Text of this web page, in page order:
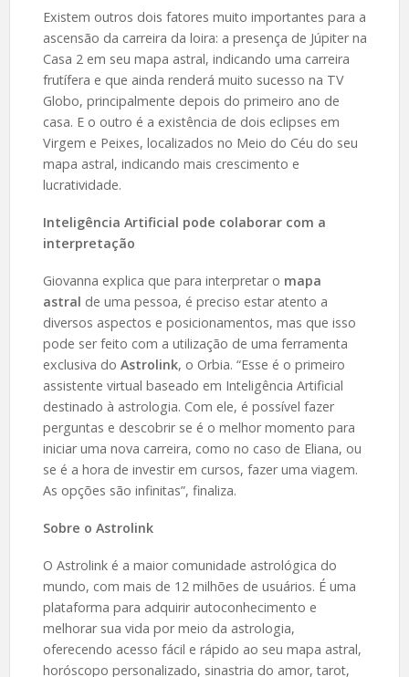
Existem outros dois fatores muito importantes para a
ascensão da carreira da loira: a presença de Júpiter na
Casa 2 em seu mapa astral, indicando uma carreira
frutífera e que ainda renderá muito sucesso na TV
Globo, principalmente depois do primeiro ano de
casa. E o outro é a existência de dois eclipses em
Virgem e Peixes, localizados no Meio do Céu do seu
mapa astral, indicando mais crescimento e
lucratividade.
Inteligência Artificial pode colaborar com a
interpretação
Giovanna explica que para interpretar o mapa
astral de uma pessoa, é preciso estar atento a
diversos aspectos e posicionamentos, mas que isso
pode ser feito com a utilização de uma ferramenta
exclusiva do Astrolink, o Orbia. “Esse é o primeiro
assistente virtual baseado em Inteligência Artificial
destinado à astrologia. Com ele, é possível fazer
perguntas e descobrir se é o melhor momento para
iniciar uma nova carreira, como no caso de Eliana, ou
se é a hora de investir em cursos, fazer uma viagem.
As opções são infinitas”, finaliza.
Sobre o Astrolink
O Astrolink é a maior comunidade astrológica do
mundo, com mais de 12 milhões de usuários. É uma
plataforma para adquirir autoconhecimento e
melhorar sua vida por meio da astrologia,
oferecendo acesso fácil e rápido ao seu mapa astral,
horóscopo personalizado, sinastria do amor, tarot,